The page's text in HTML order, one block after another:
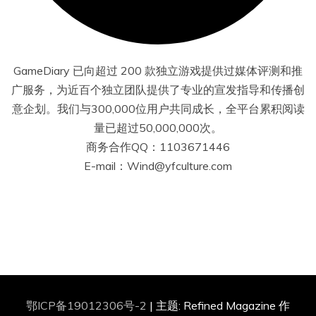
GameDiary 已向超过 200 款独立游戏提供过媒体评测和推
广服务，为近百个独立团队提供了专业的宣发指导和传播创
意企划。我们与300,000位用户共同成长，全平台累积阅读
量已超过50,000,000次。
商务合作QQ：1103671446
E-mail：Wind@yfculture.com
鄂ICP备19012306号-2 | 主题: Refined Magazine 作